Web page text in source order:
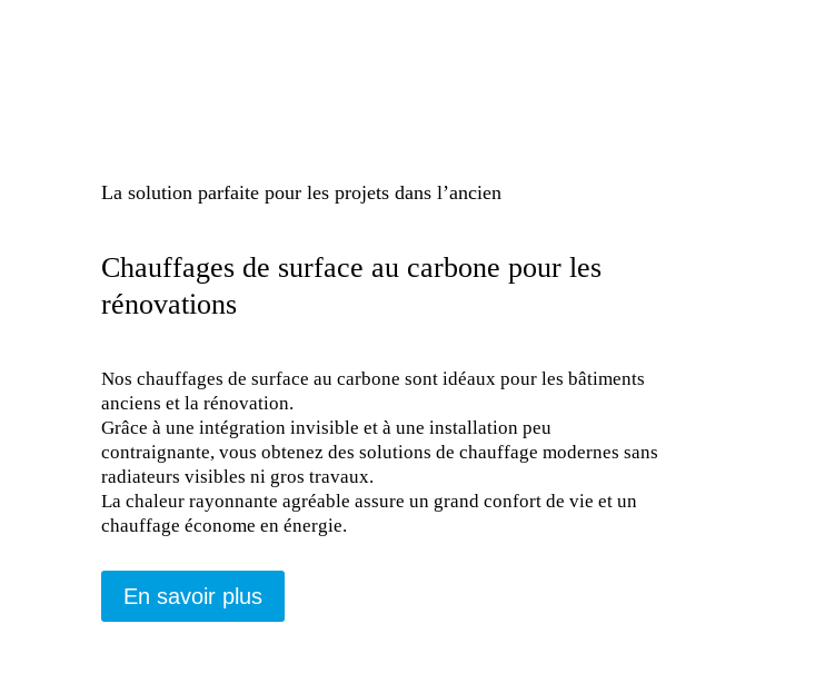
La solution parfaite pour les projets dans l’ancien
Chauffages de surface au carbone pour les
rénovations
Nos chauffages de surface au carbone sont idéaux pour les bâtiments
anciens et la rénovation.
Grâce à une intégration invisible et à une installation peu
contraignante, vous obtenez des solutions de chauffage modernes sans
radiateurs visibles ni gros travaux.
La chaleur rayonnante agréable assure un grand confort de vie et un
chauffage économe en énergie.
En savoir plus